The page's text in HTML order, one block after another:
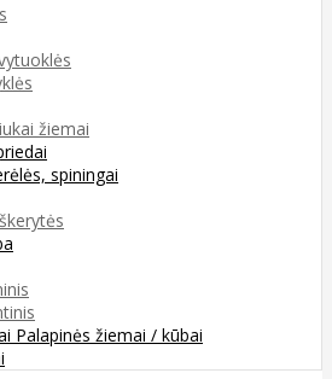
žiemai
spiningai
Palapinės žiemai / kūbai